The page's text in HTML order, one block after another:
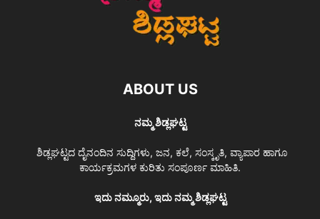
ABOUT US
ನಮ್ಮ ಶಿಡ್ಲಘಟ್ಟ
ಶಿಡ್ಲಘಟ್ಟದ ದೈನಂದಿನ ಸುದ್ದಿಗಳು, ಜನ, ಕಲೆ, ಸಂಸ್ಕೃತಿ, ವ್ಯಾಪಾರ ಹಾಗೂ
ಕಾರ್ಯಕ್ರಮಗಳ ಕುರಿತು ಸಂಪೂರ್ಣ ಮಾಹಿತಿ.
ಇದು ನಮ್ಮೂರು, ಇದು ನಮ್ಮ ಶಿಡ್ಲಘಟ್ಟ